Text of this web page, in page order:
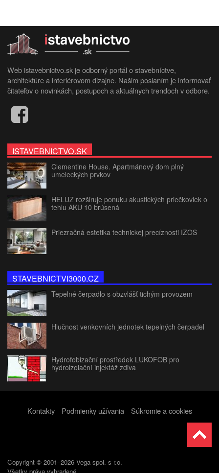
Web istavebnictvo.sk je odborný portál o stavebníctve,
architektúre a interiérovom dizajne. Našim poslaním je informovať
čitateľov o novinkách, postupoch a aktuálnych trendoch v odbore.
ISTAVEBNICTVO.SK
Clementine House. Apartmánový dom plný
umeleckých prvkov
HELUZ rozširuje ponuku akustických priečkoviek o
tehlu AKU 10 brúsená
Priezračná estetika technickej precíznosti IZOS
STAVEBNICTVI3000.CZ
Tepelné čerpadlo s obzvlášť tichým provozem
Hlučnost venkovních jednotek tepelných čerpadel
Hydrofobizační prostředek LUKOFOB pro
hydroizolační injektáž zdiva
Kontakty Podmienky užívania Súkromie a cookies
Copyright © 2001–2026 Vega spol. s r.o.